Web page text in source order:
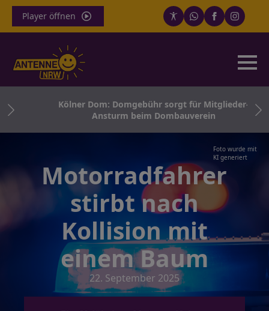
Player öffnen
Kölner Dom: Domgebühr sorgt für Mitglieder-
Ansturm beim Dombauverein
Foto wurde mit
KI generiert
Motorradfahrer
stirbt nach
Kollision mit
einem Baum
22. September 2025